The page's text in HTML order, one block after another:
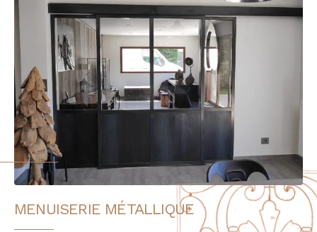
MENUISERIE MÉTALLIQUE